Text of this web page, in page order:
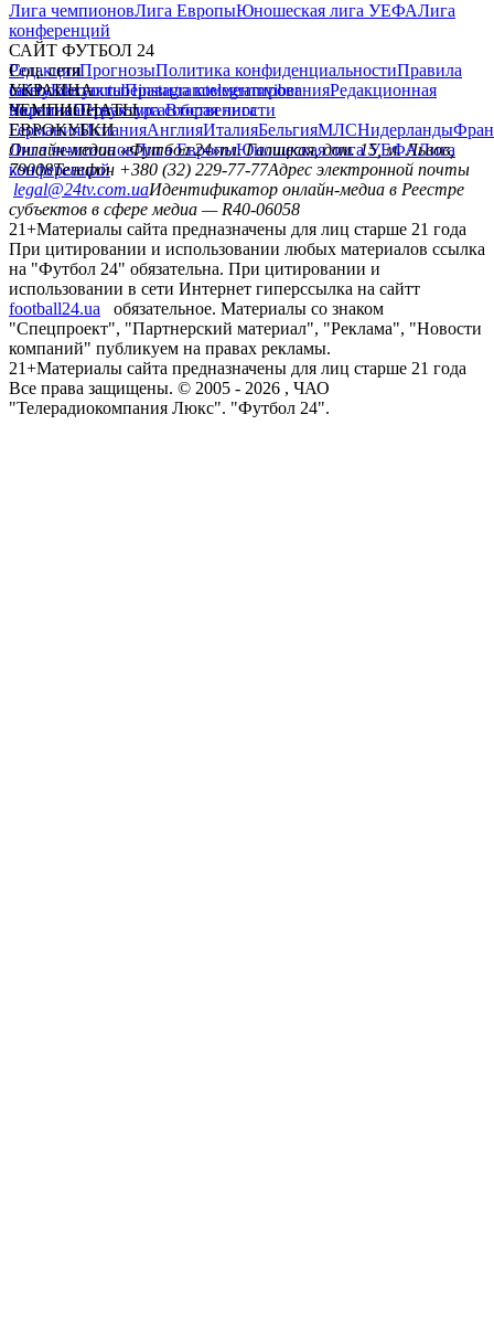
Лига чемпионовЛига ЕвропыЮношеская лига УЕФАЛига
конференций
САЙТ ФУТБОЛ 24
РедакцияПрогнозыПолитика конфиденциальностиПравила
сайтуКонтактыПравила комментированияРедакционная
политикаСтруктура собственности
Соц. сети
facebookxyoutubeinstagramtelegramviber
УКРАИНА
УкраинаПервая лигаВторая лига
ЧЕМПИОНАТЫ
ГерманияИспанияАнглияИталияБельгияМЛСНидерланды
ЕВРОКУБКИ
Лига чемпионовЛига ЕвропыЮношеская лига УЕФАЛига
конференций
Онлайн-медиа «Футбол 24»пл. Галицкая, дом. 15, м. Львов,
79008Телефон +380 (32) 229-77-77Адрес электронной почты
legal@24tv.com.uaИдентификатор онлайн-медиа в Реестре
субъектов в сфере медиа — R40-06058
21+Материалы сайта предназначены для лиц старше 21 года
При цитировании и использовании любых материалов ссылка
на "Футбол 24" обязательна. При цитировании и
использовании в сети Интернет гиперссылка на сайтт
football24.ua
обязательное. Материалы со знаком
"Спецпроект", "Партнерский материал", "Реклама", "Новости
компаний" публикуем на правах рекламы.
21+Материалы сайта предназначены для лиц старше 21 года
Все права защищены. © 2005 - 2026 , ЧАО
"Телерадиокомпания Люкс". "Футбол 24".